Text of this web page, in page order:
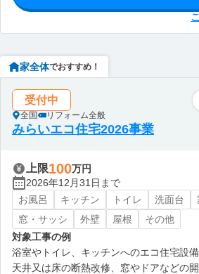
家全体でおすすめ！
受付中
全国 リフォーム全般
みらいエコ住宅2026事業
上限100万円
2026年12月31日まで
お風呂
キッチン トイレ 洗面台
窓・サッシ
外壁 屋根
その他
対象工事の例
浴室やトイレ、キッチンへのエコ住宅設
天井又は床の断熱改修、窓やドアなどの